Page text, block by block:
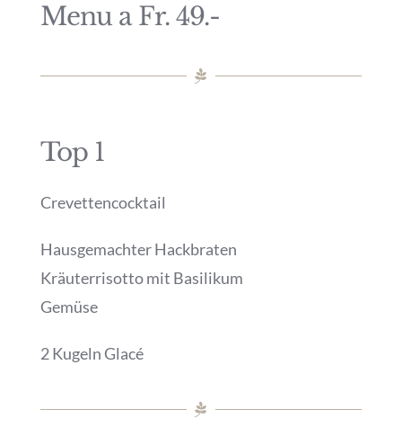
Menu a Fr. 49.-
Top 1
Crevettencocktail
Hausgemachter Hackbraten
Kräuterrisotto mit Basilikum
Gemüse
2 Kugeln Glacé